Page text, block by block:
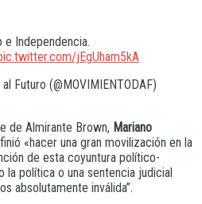
e Independencia.
jEgUham5kA
Futuro (@MOVIMIENTODAF)
de Almirante Brown, Mariano
«hacer una gran movilización en la
de esta coyuntura político-
la política o una sentencia judicial
absolutamente inválida”.